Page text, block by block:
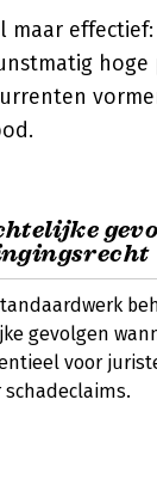
maar
hoge
gevolgen
voor